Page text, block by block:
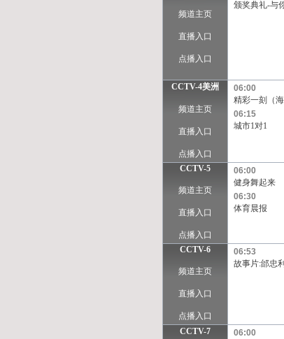
频道主页
直播入口
点播入口
颁奖典礼-与
CCTV-4美洲
频道主页
直播入口
点播入口
06:00
精彩一刻（海
06:15
城市1对1
CCTV-5
频道主页
直播入口
点播入口
06:00
健身舞起来
06:30
体育晨报
CCTV-6
频道主页
直播入口
点播入口
06:53
故事片:邰忠利
CCTV-7
06:00